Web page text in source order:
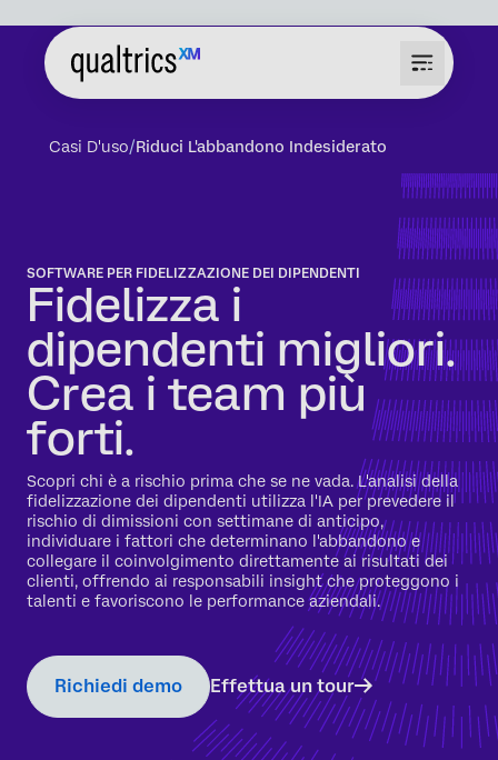
Casi D'uso Riduci L'abbandono Indesiderato
SOFTWARE PER FIDELIZZAZIONE DEI DIPENDENTI
Fidelizza i
dipendenti migliori.
Crea i team più
forti.
Scopri chi è a rischio prima che se ne vada. L'analisi della
fidelizzazione dei dipendenti utilizza l'IA per prevedere il
rischio di dimissioni con settimane di anticipo,
individuare i fattori che determinano l'abbandono e
collegare il coinvolgimento direttamente ai risultati dei
clienti, offrendo ai responsabili insight che proteggono i
talenti e favoriscono le performance aziendali.
Richiedi demo Effettua un tour